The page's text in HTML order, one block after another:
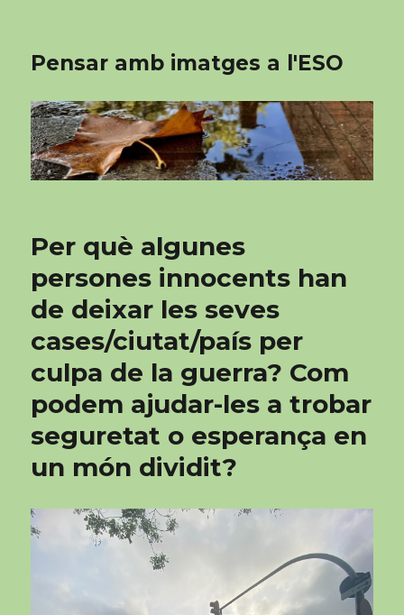
Pensar amb imatges a l'ESO
Per què algunes
persones innocents han
de deixar les seves
cases/ciutat/país per
culpa de la guerra? Com
podem ajudar-les a trobar
seguretat o esperança en
un món dividit?